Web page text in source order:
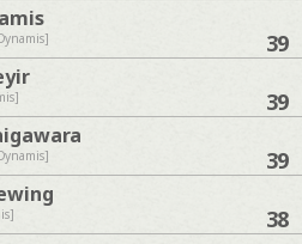
39
39
39
38